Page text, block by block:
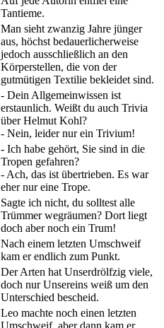
Tantieme.
Man sieht zwanzig Jahre jünger
aus, höchst bedauerlicherweise
jedoch ausschließlich an den
Körperstellen, die von der
gutmütigen Textilie bekleidet sind.
- Dein Allgemeinwissen ist
erstaunlich. Weißt du auch Trivia
über Helmut Kohl?
- Nein, leider nur ein Trivium!
- Ich habe gehört, Sie sind in die
Tropen gefahren?
- Ach, das ist übertrieben. Es war
eher nur eine Trope.
Sagte ich nicht, du solltest alle
Trümmer wegräumen? Dort liegt
doch aber noch ein Trum!
Nach einem letzten Umschweif
kam er endlich zum Punkt.
Der Arten hat Unserdrölfzig viele,
doch nur Unsereins weiß um den
Unterschied bescheid.
Leo machte noch einen letzten